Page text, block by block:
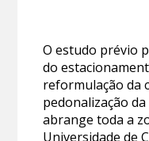
O estudo prévio
do
reformulação da
pedonalização
abrange toda a
Universidade de